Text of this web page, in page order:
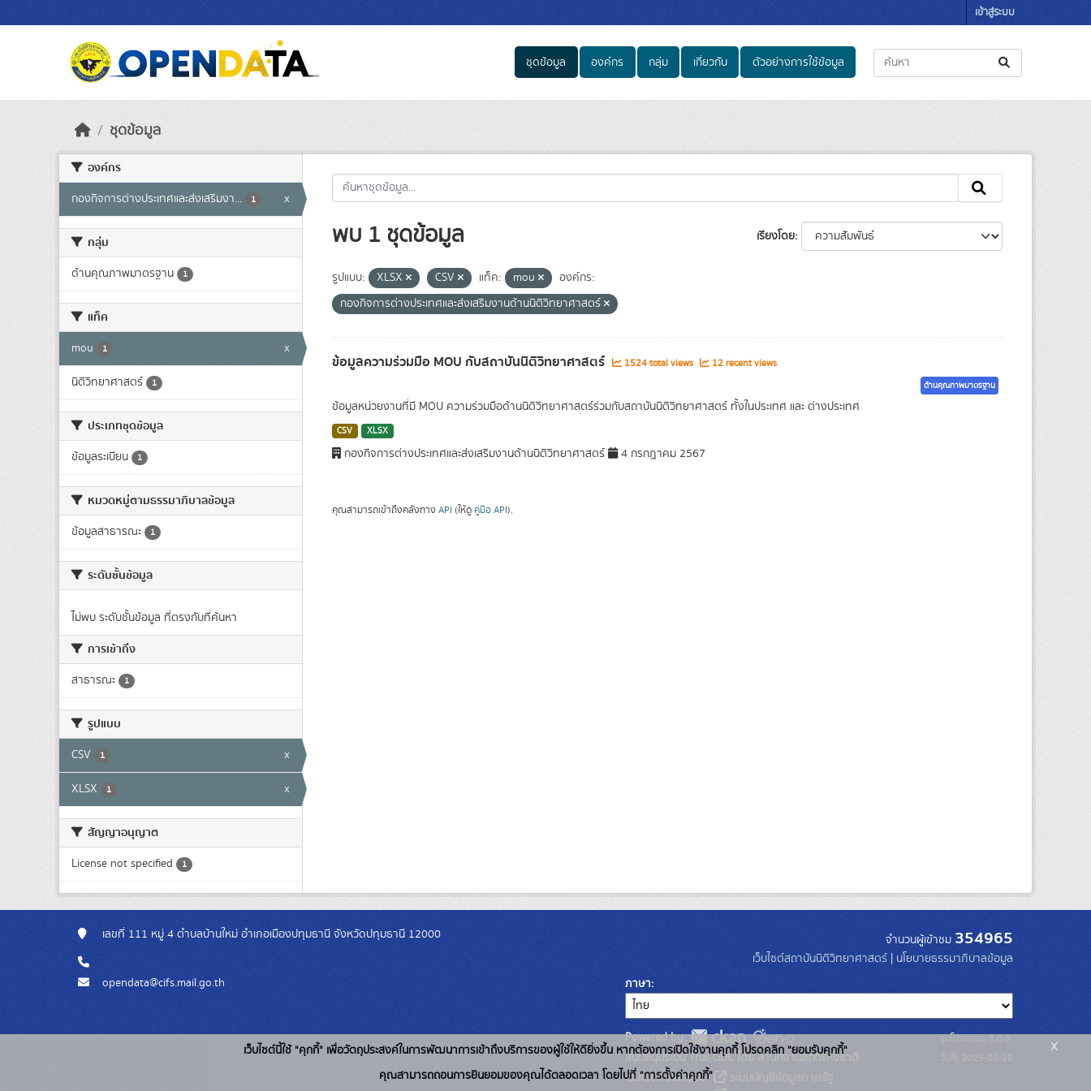
เข้าสู่ระบบ
ชุดข้อมูล องค์กร กลุ่ม เกี่ยวกับ ตัวอย่างการใช้ข้อมูล
ชุดข้อมูล
องค์กร
กองกิจการต่างประเทศและส่งเสริมงา... 1 x
กลุ่ม
ด้านคุณภาพมาตรฐาน 1
แท็ค
mou 1 x
นิติวิทยาศาสตร์ 1
ประเภทชุดข้อมูล
ข้อมูลระเบียน 1
หมวดหมู่ตามธรรมาภิบาลข้อมูล
ข้อมูลสาธารณะ 1
ระดับชั้นข้อมูล
ไม่พบ ระดับชั้นข้อมูล ที่ตรงกับที่ค้นหา
การเข้าถึง
สาธารณะ 1
รูปแบบ
CSV 1 x
XLSX 1 x
สัญญาอนุญาต
License not specified 1
เรียงโดย
พบ 1 ชุดข้อมูล
รูปแบบ: XLSX CSV แท็ค: mou
องค์กร:
กองกิจการต่างประเทศและส่งเสริมงานด้านนิติวิทยาศาสตร์
ข้อมูลความร่วมมือ MOU กับสถาบันนิติวิทยาศาสตร์ 1524 total views 12 recent views
ด้านคุณภาพมาตรฐาน
ข้อมูลหน่วยงานที่มี MOU ความร่วมมือด้านนิติวิทยาศาสตร์ร่วมกับสถาบันนิติวิทยาศาสตร์ ทั้งในประเทศ และ ต่างประเทศ
CSV XLSX
กองกิจการต่างประเทศและส่งเสริมงานด้านนิติวิทยาศาสตร์ 4 กรกฎาคม 2567
คุณสามารถเข้าถึงคลังทาง API (ให้ดู คู่มือ API).
เลขที่ 111 หมู่ 4 ตำบลบ้านใหม่ อำเภอเมืองปทุมธานี จังหวัดปทุมธานี 12000
opendata@cifs.mail.go.th
จำนวนผู้เข้าชม 354965
เว็บไซต์สถาบันนิติวิทยาศาสตร์ | นโยบายธรรมาภิบาลข้อมูล
ภาษา
Powered by:
สนับสนุนระบบ Thai-GDC โดย สำนักงานสถิติแห่งชาติ
เว็บไซต์ที่เกี่ยวข้อง:
รุ่นโปรแกรม: 3.0.0
เว็บไซต์นี้ใช้ "คุกกี้" เพื่อวัตถุประสงค์ในการพัฒนาการเข้าถึงบริการของผู้ใช้ให้ดียิ่งขึ้น หากต้องการเปิดใช้งานคุกกี้ โปรดคลิก "ยอมรับคุกกี้"
คุณสามารถถอนการยินยอมของคุณได้ตลอดเวลา โดยไปที่ "การตั้งค่าคุกกี้"
x